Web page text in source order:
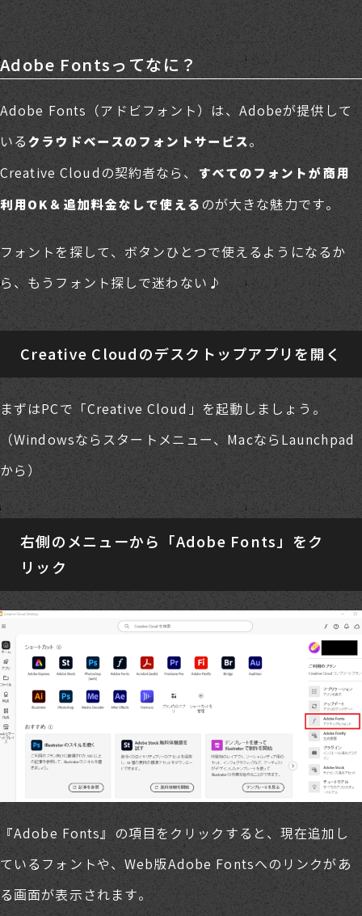
Adobe Fontsってなに？
Adobe Fonts（アドビフォント）は、Adobeが提供して
いる クラウドベースのフォントサービス。
Creative Cloudの契約者なら、
すべてのフォントが商用
利用OK＆追加料金なしで使える のが大きな魅力です。
フォントを探して、ボタンひとつで使えるようになるか
ら、もうフォント探しで迷わない♪
Creative Cloudのデスクトップアプリを開く
まずはPCで「Creative Cloud」を起動しましょう。
（Windowsならスタートメニュー、MacならLaunchpad
から）
右側のメニューから「Adobe Fonts」をク
リック
『Adobe Fonts』の項目をクリックすると、現在追加し
ているフォントや、Web版Adobe Fontsへのリンクがあ
る画面が表示されます。